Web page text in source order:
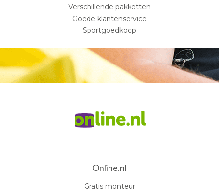
Verschillende pakketten
Goede klantenservice
Sportgoedkoop
Online.nl
Gratis monteur